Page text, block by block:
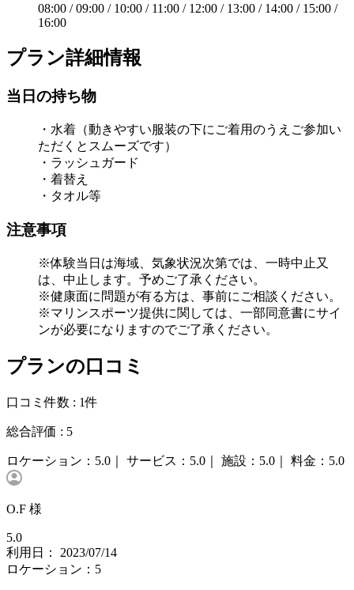
08:00 / 09:00 / 10:00 / 11:00 / 12:00 / 13:00 / 14:00 / 15:00 /
16:00
プラン詳細情報
当日の持ち物
・水着（動きやすい服装の下にご着用のうえご参加い
ただくとスムーズです）
・ラッシュガード
・着替え
・タオル等
注意事項
※体験当日は海域、気象状況次第では、一時中止又
は、中止します。予めご了承ください。
※健康面に問題が有る方は、事前にご相談ください。
※マリンスポーツ提供に関しては、一部同意書にサイ
ンが必要になりますのでご了承ください。
プランの口コミ
口コミ件数 : 1件
総合評価 : 5
ロケーション： 5.0｜ サービス： 5.0｜ 施設： 5.0｜ 料金： 5.0
O.F 様
5.0
利用日： 2023/07/14
ロケーション：5